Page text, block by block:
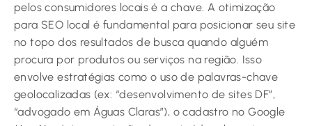
pelos consumidores locais é a chave. A otimização
para SEO local é fundamental para posicionar seu site
no topo dos resultados de busca quando alguém
procura por produtos ou serviços na região. Isso
envolve estratégias como o uso de palavras-chave
geolocalizadas (ex: “desenvolvimento de sites DF”,
“advogado em Águas Claras”), o cadastro no Google